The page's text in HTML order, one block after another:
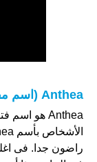
Anthea (اسم مفضل)
راضون جدا. فى